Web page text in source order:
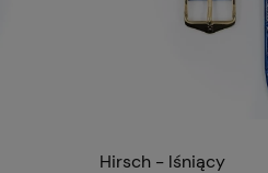
Hirsch - lśniący